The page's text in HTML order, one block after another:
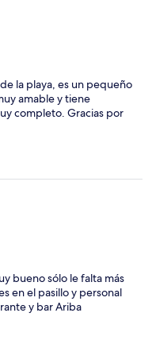
la playa, es un pequeño
amable y tiene
completo. Gracias por
bueno sólo le falta más
en el pasillo y personal
y bar Ariba